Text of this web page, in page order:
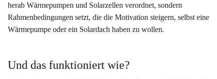
herab Wärmepumpen und Solarzellen verordnet, sondern
Rahmenbedingungen setzt, die die Motivation steigern, selbst eine
Wärmepumpe oder ein Solardach haben zu wollen.
Und das funktioniert wie?